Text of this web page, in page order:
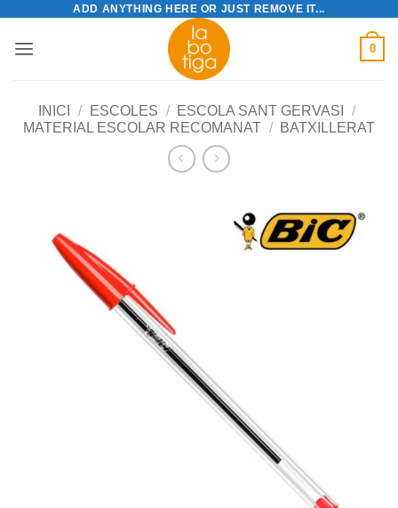
content
ADD ANYTHING HERE OR JUST REMOVE IT...
0
INICI / ESCOLES / ESCOLA SANT GERVASI
/
MATERIAL ESCOLAR RECOMANAT / BATXILLERAT